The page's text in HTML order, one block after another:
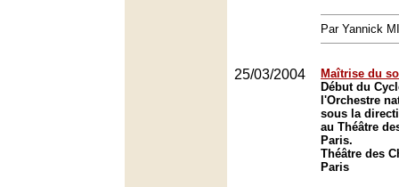
Par Yannick
25/03/2004
Maîtrise du
Début du
l'Orchestre
sous la
au Théâtre
Paris.
Théâtre des
Paris